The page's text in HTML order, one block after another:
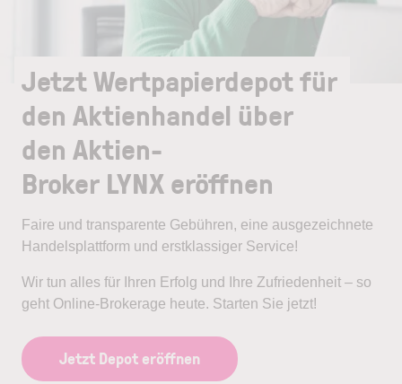
Jetzt Wertpapierdepot für
den Aktienhandel über
den Aktien-
Broker LYNX eröffnen
Faire und transparente Gebühren, eine ausgezeichnete
Handelsplattform und erstklassiger Service!
Wir tun alles für Ihren Erfolg und Ihre Zufriedenheit – so
geht Online-Brokerage heute. Starten Sie jetzt!
Jetzt Depot eröffnen